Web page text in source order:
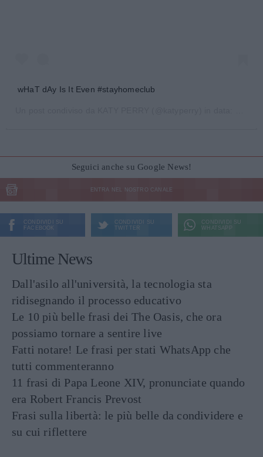
wHaT dAy Is It Even #stayhomeclub
Seguici anche su Google News!
ENTRA NEL NOSTRO CANALE
CONDIVIDI SU
FACEBOOK
CONDIVIDI SU
TWITTER
CONDIVIDI SU
WHATSAPP
Ultime News
Dall'asilo all'università, la tecnologia sta
ridisegnando il processo educativo
Le 10 più belle frasi dei The Oasis, che ora
possiamo tornare a sentire live
Fatti notare! Le frasi per stati WhatsApp che
tutti commenteranno
11 frasi di Papa Leone XIV, pronunciate quando
era Robert Francis Prevost
Frasi sulla libertà: le più belle da condividere e
su cui riflettere